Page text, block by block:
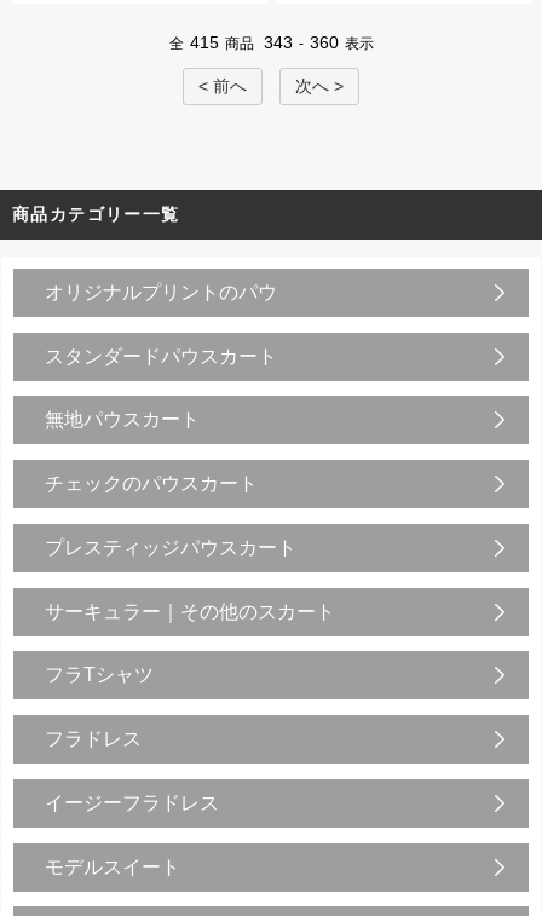
全 415 商品 343 - 360 表示
< 前へ 次へ >
商品カテゴリー一覧
オリジナルプリントのパウ
スタンダードパウスカート
無地パウスカート
チェックのパウスカート
プレスティッジパウスカート
サーキュラー｜その他のスカート
フラTシャツ
フラドレス
イージーフラドレス
モデルスイート